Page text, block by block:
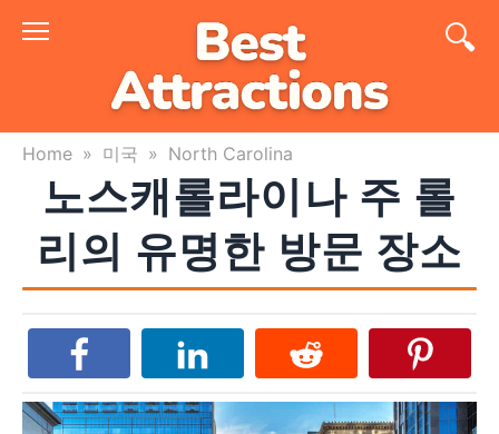
Skip
Home » 미국 » North Carolina
노스캐롤라이나 주 롤
리의 유명한 방문 장소